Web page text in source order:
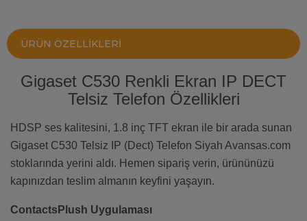
ÜRÜN ÖZELLIKLERI
Gigaset C530 Renkli Ekran IP DECT
Telsiz Telefon Özellikleri
HDSP ses kalitesini, 1.8 inç TFT ekran ile bir arada sunan
Gigaset C530 Telsiz IP (Dect) Telefon Siyah Avansas.com
stoklarında yerini aldı. Hemen sipariş verin, ürününüzü
kapınızdan teslim almanın keyfini yaşayın.
ContactsPlush Uygulaması